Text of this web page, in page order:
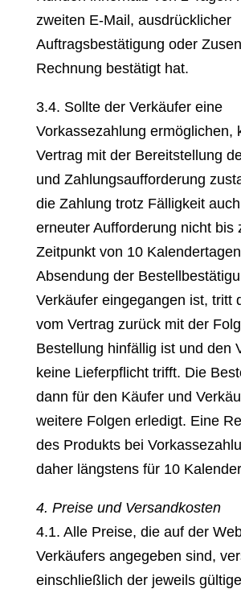
zweiten E-Mail, ausdrücklicher
Auftragsbestätigung oder
Rechnung bestätigt hat.
3.4. Sollte der Verkäufer eine
Vorkassezahlung ermöglichen,
Vertrag mit der Bereitstellung
und Zahlungsaufforderung
die Zahlung trotz Fälligkeit
erneuter Aufforderung nicht bis
Zeitpunkt von 10
Absendung der
Verkäufer eingegangen ist, tritt
vom Vertrag zurück mit der
Bestellung hinfällig ist und den
keine Lieferpflicht trifft. Die
dann für den Käufer und
weitere Folgen erledigt. Eine
des Produkts bei
daher längstens für 10
4. Preise und Versandkosten
4.1. Alle Preise, die auf der
Verkäufers angegeben sind,
einschließlich der jeweils